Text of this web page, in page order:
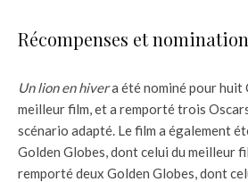
Récompenses et
Un lion en hivera été nominé pour huit
meilleur film, et a remporté trois
scénario adapté. Le film a également
Golden Globes, dont celui du meilleur
remporté deux Golden Globes, dont